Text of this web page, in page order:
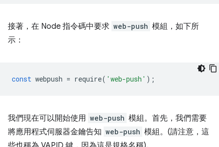
接著，在 Node 指令碼中要求 web-push 模組，如下所
示：
const webpush = require( 'web-push' );
我們現在可以開始使用 web-push 模組。首先，我們需要
將應用程式伺服器金鑰告知 web-push 模組。(請注意，這